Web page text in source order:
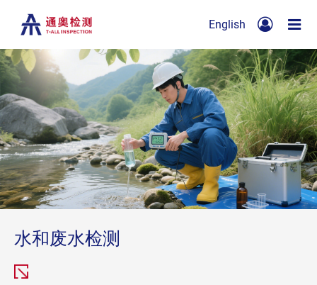
English
水和废水检测